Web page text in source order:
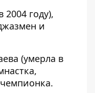
году),
и
(умерла в